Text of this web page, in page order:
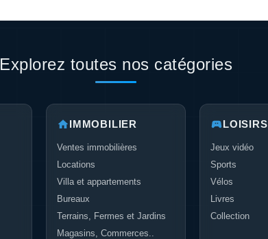
Explorez toutes nos catégories
IMMOBILIER
Ventes immobilières
Locations
Villa et appartements
Bureaux
Terrains, Fermes et Jardins
Magasins, Commerces..
LOISIRS
Jeux vidéo
Sports
Vélos
Livres
Collection